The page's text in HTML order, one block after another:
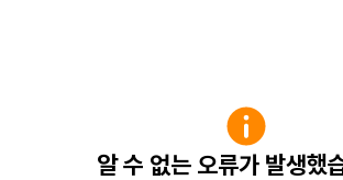
알 수 없는 오류가 발생했